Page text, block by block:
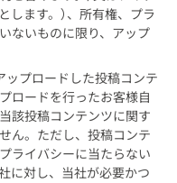
します。）、所有権、プラ
ないものに限り、アップ
ップロードした投稿コンテ
ロードを行ったお客様自
該投稿コンテンツに関す
ん。ただし、投稿コンテ
ライバシーに当たらない
に対し、当社が必要かつ